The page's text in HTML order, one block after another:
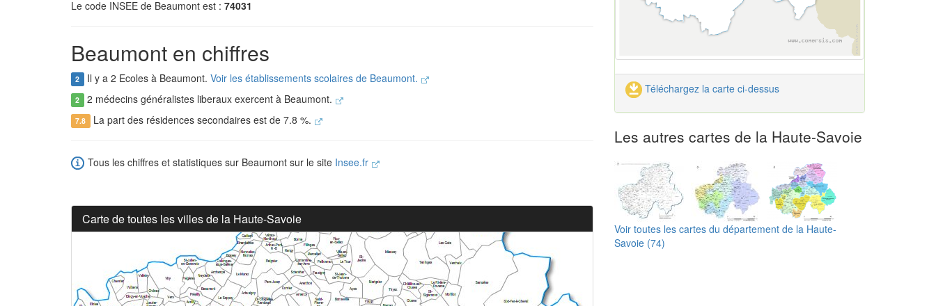
Le code INSEE de Beaumont est : 74031
Beaumont en chiffres
2 Il y a 2 Ecoles à Beaumont. Voir les établissements scolaires de Beaumont.
2 2 médecins généralistes liberaux exercent à Beaumont.
7.8 La part des résidences secondaires est de 7.8 %.
Tous les chiffres et statistiques sur Beaumont sur le site Insee.fr
Carte de toutes les villes de la Haute-Savoie
Téléchargez la carte ci-dessus
Les autres cartes de la Haute-Savoie
Voir toutes les cartes du département de la Haute-
Savoie (74)